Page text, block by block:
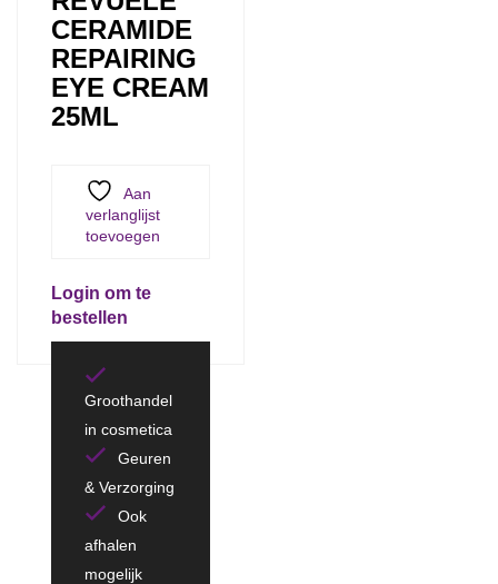
CERAMIDE
REPAIRING
EYE CREAM
25ML
Aan
verlanglijst
toevoegen
Login om te
bestellen
Groothandel
in cosmetica
Geuren
& Verzorging
Ook
afhalen
mogelijk